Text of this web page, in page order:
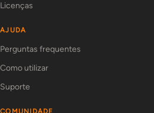
Licenças
AJUDA
Perguntas frequentes
Como utilizar
Suporte